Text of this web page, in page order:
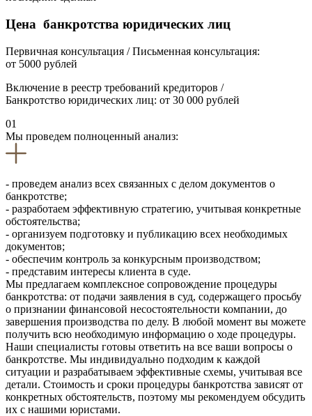
Цена банкротства юридических лиц
Первичная консультация / Письменная консультация:
от 5000 рублей
Включение в реестр требований кредиторов /
Банкротство юридических лиц: от 30 000 рублей
01
Мы проведем полноценный анализ:
- проведем анализ всех связанных с делом документов о
банкротстве;
- разработаем эффективную стратегию, учитывая конкретные
обстоятельства;
- организуем подготовку и публикацию всех необходимых
документов;
- обеспечим контроль за конкурсным производством;
- представим интересы клиента в суде.
Мы предлагаем комплексное сопровождение процедуры
банкротства: от подачи заявления в суд, содержащего просьбу
о признании финансовой несостоятельности компании, до
завершения производства по делу. В любой момент вы можете
получить всю необходимую информацию о ходе процедуры.
Наши специалисты готовы ответить на все ваши вопросы о
банкротстве. Мы индивидуально подходим к каждой
ситуации и разрабатываем эффективные схемы, учитывая все
детали. Стоимость и сроки процедуры банкротства зависят от
конкретных обстоятельств, поэтому мы рекомендуем обсудить
их с нашими юристами.